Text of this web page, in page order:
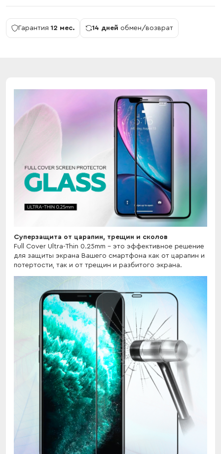
Гарантия 12 мес. 14 дней обмен/возврат
Cуперзащита от царапин, трещин и сколов
Full Cover Ultra-Thin 0.25mm - это эффективное решение
для защиты экрана Вашего смартфона как от царапин и
потертости, так и от трещин и разбитого экрана.